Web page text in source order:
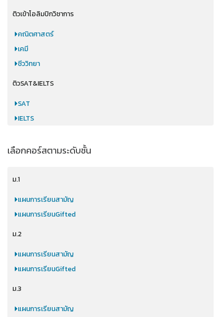
ติวเข้าโอลิมปิกวิชาการ
คณิตศาสตร์
เคมี
ชีววิทยา
ติวSAT&IELTS
SAT
IELTS
เลือกคอร์สตามระดับชั้น
ม.1
แผนการเรียนสามัญ
แผนการเรียนGifted
ม.2
แผนการเรียนสามัญ
แผนการเรียนGifted
ม.3
แผนการเรียนสามัญ